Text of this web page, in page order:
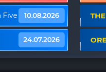
Five 10.08.2026
24.07.2026